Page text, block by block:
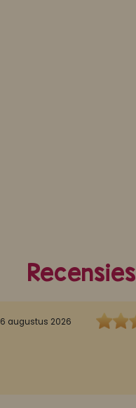
Recensies
6 augustus 2026